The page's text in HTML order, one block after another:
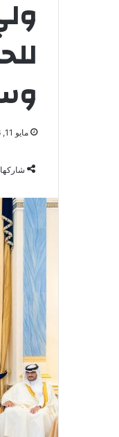
مايو 11, 2026
شاركها